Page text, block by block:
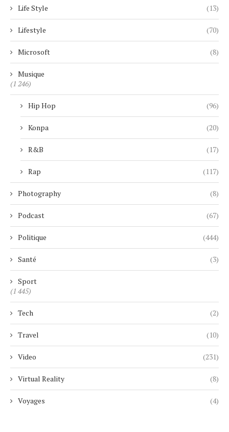
Life Style (13)
Lifestyle (70)
Microsoft (8)
Musique
(1 246)
Hip Hop (96)
Konpa (20)
R&B (17)
Rap (117)
Photography (8)
Podcast (67)
Politique (444)
Santé (3)
Sport
(1 445)
Tech (2)
Travel (10)
Video (231)
Virtual Reality (8)
Voyages (4)